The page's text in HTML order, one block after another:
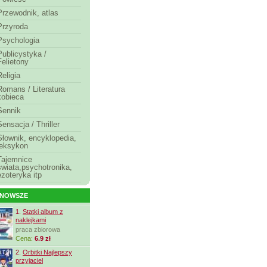
atlas
/
/ Literatura
/ Thriller
encyklopedia,
itp
1. Statki album z
naklejkami
praca zbiorowa
Cena: 6.9 zł
2. Orbitki Najlepszy
przyjaciel